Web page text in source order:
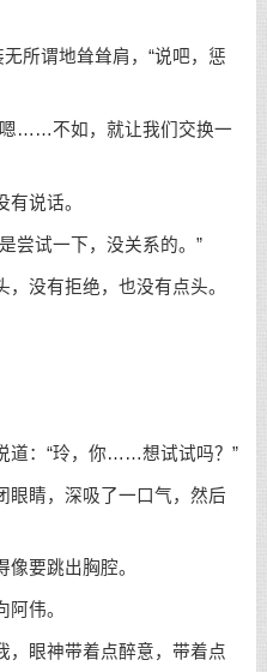
所谓地耸耸肩，“说吧，惩
嗯……不如，就让我们交换一
说话。
尝试一下，没关系的。”
没有拒绝，也没有点头。
道：“玲，你……想试试吗？”
眼睛，深吸了一口气，然后
要跳出胸腔。
伟。
，眼神带着点醉意，带着点